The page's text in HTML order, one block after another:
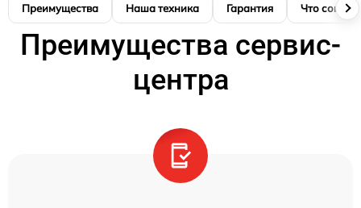
Преимущества Наша техника Гарантия Что
Преимущества сервис-
центра